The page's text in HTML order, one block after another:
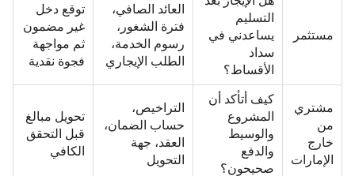
مستثمر
التسليم
يساعدني في
سداد
الأقساط؟
العائد الصافي،
فترة الشغور،
رسوم الخدمة،
الطلب الإيجاري
توقع دخل
غير مضمون
ثم مواجهة
فجوة نقدية
مشتري
من
خارج
الإمارات
كيف أتأكد أن
المشروع
والوسيط
والدفع
صحيحون؟
التراخيص،
حساب الضمان،
العقد، جهة
التحويل
تحويل مبالغ
قبل التحقق
الكافي